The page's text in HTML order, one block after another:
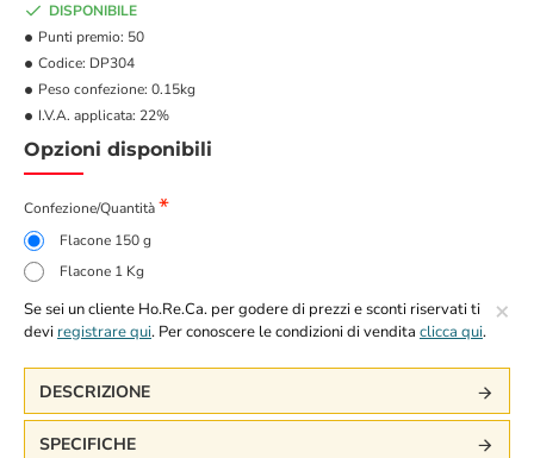
DISPONIBILE
Punti premio: 50
Codice: DP304
Peso confezione: 0.15kg
I.V.A. applicata: 22%
Opzioni disponibili
Confezione/Quantità
Flacone 150 g
Flacone 1 Kg
×
Se sei un cliente Ho.Re.Ca. per godere di prezzi e sconti riservati ti
devi registrare qui. Per conoscere le condizioni di vendita clicca qui.
DESCRIZIONE
SPECIFICHE